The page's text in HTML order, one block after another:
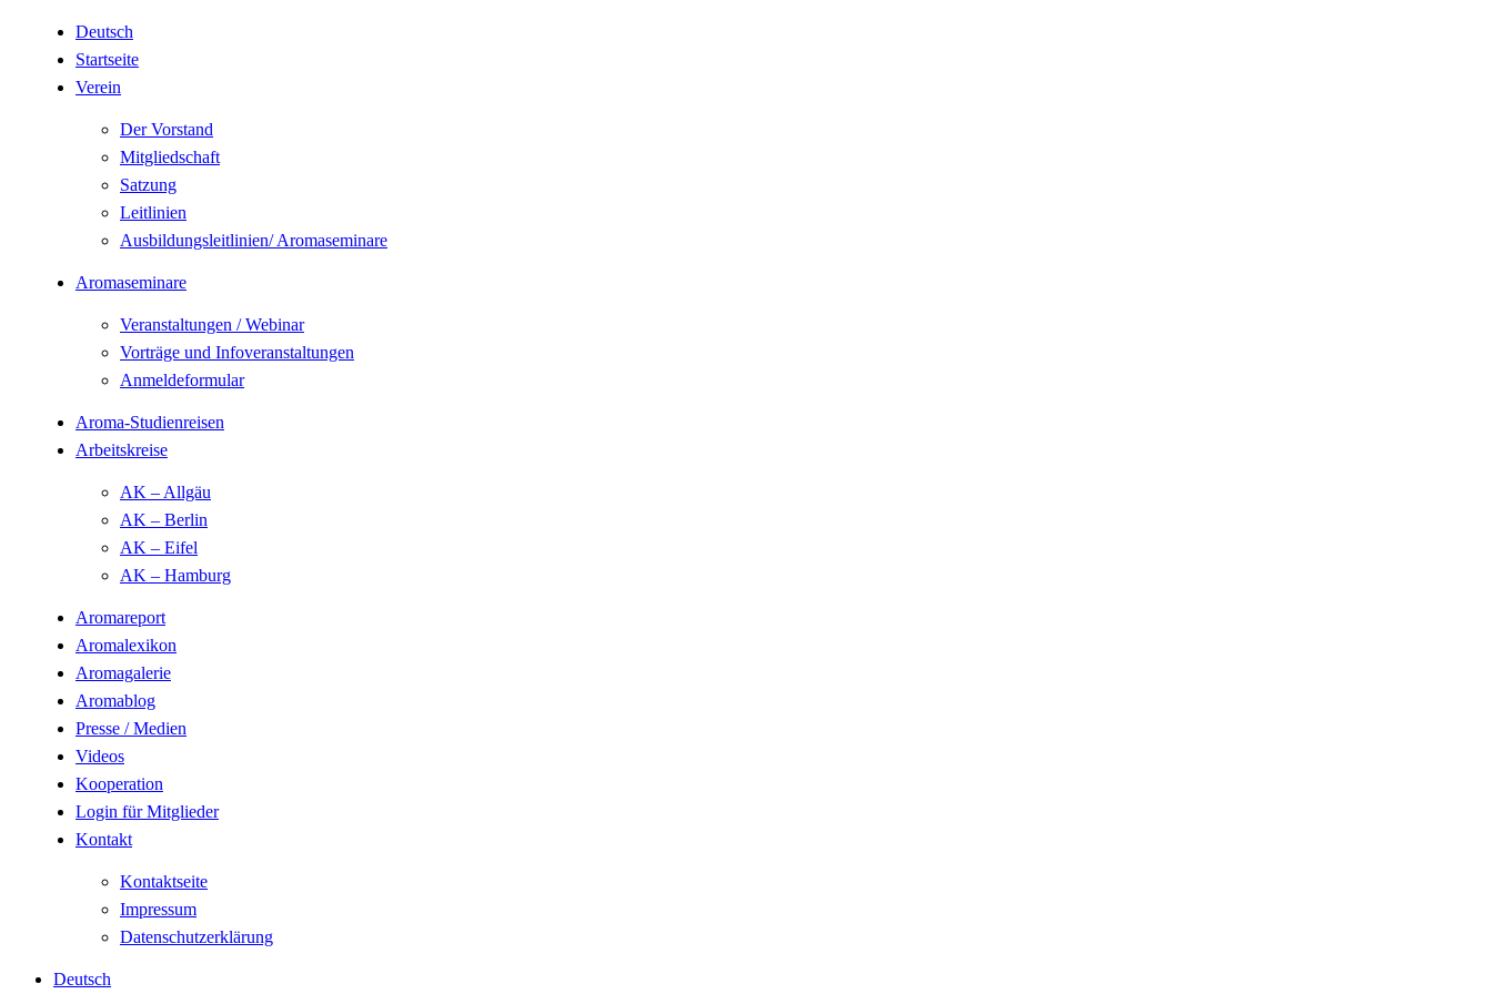
Deutsch
Startseite
Verein
Der Vorstand
Mitgliedschaft
Satzung
Leitlinien
Ausbildungsleitlinien/ Aromaseminare
Aromaseminare
Veranstaltungen / Webinar
Vorträge und Infoveranstaltungen
Anmeldeformular
Aroma-Studienreisen
Arbeitskreise
AK – Allgäu
AK – Berlin
AK – Eifel
AK – Hamburg
Aromareport
Aromalexikon
Aromagalerie
Aromablog
Presse / Medien
Videos
Kooperation
Login für Mitglieder
Kontakt
Kontaktseite
Impressum
Datenschutzerklärung
Deutsch